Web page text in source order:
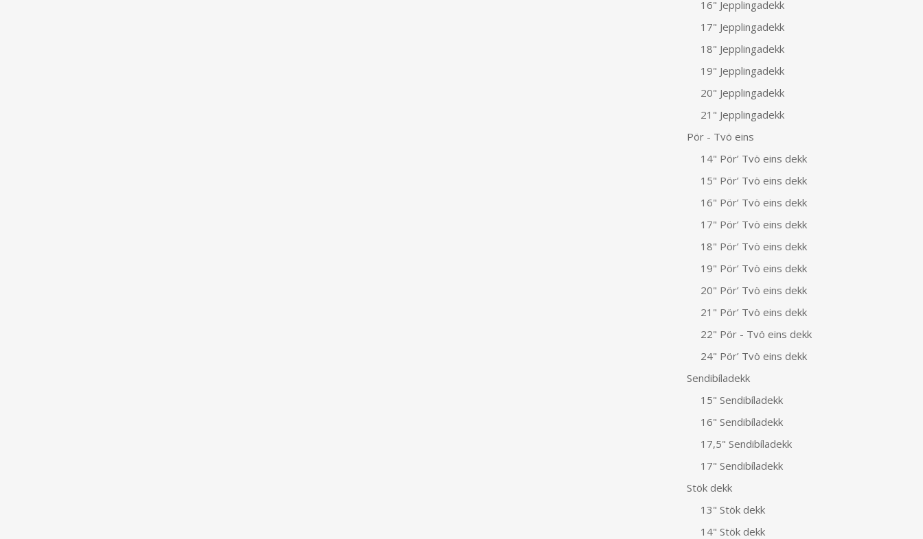
16" Jepplingadekk
17" Jepplingadekk
18" Jepplingadekk
19" Jepplingadekk
20" Jepplingadekk
21" Jepplingadekk
Pör - Tvö eins
14" Pör’ Tvö eins dekk
15" Pör’ Tvö eins dekk
16" Pör’ Tvö eins dekk
17" Pör’ Tvö eins dekk
18" Pör’ Tvö eins dekk
19" Pör’ Tvö eins dekk
20" Pör’ Tvö eins dekk
21" Pör’ Tvö eins dekk
22" Pör - Tvö eins dekk
24" Pör’ Tvö eins dekk
Sendibíladekk
15" Sendibíladekk
16" Sendibíladekk
17,5" Sendibíladekk
17" Sendibíladekk
Stök dekk
13" Stök dekk
14" Stök dekk